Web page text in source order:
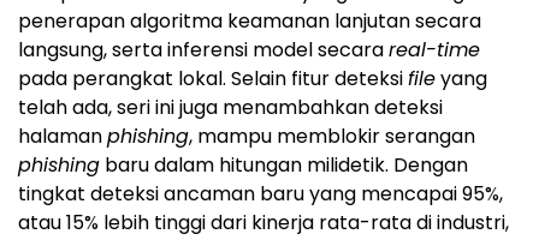
penerapan algoritma keamanan lanjutan secara
langsung, serta inferensi model secarareal-time
pada perangkat lokal. Selain fitur deteksifileyang
telah ada, seri ini juga menambahkan deteksi
halamanphishing, mampu memblokir serangan
phishing baru dalam hitungan milidetik. Dengan
tingkat deteksi ancaman baru yang mencapai 95%,
atau 15% lebih tinggi dari kinerja rata-rata di industri,